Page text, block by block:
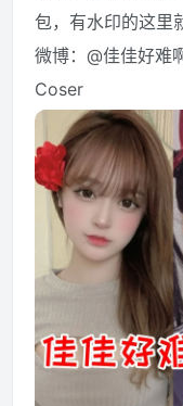
资源资讯
包，有水印的这里
微博：@佳佳好难
Coser